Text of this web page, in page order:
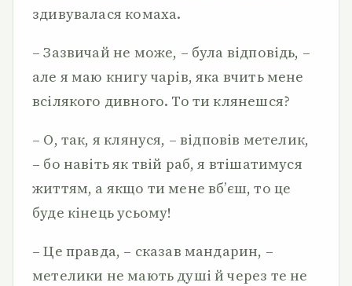
здивувалася комаха.
– Зазвичай не може, – була відповідь, –
але я маю книгу чарів, яка вчить мене
всілякого дивного. То ти клянешся?
– О, так, я клянуся, – відповів метелик,
– бо навіть як твій раб, я втішатимуся
життям, а якщо ти мене вб’єш, то це
буде кінець усьому!
– Це правда, – сказав мандарин, –
метелики не мають душі й через те не